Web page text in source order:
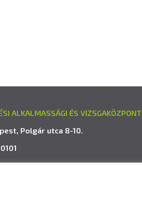
ALKALMASSÁGI ÉS VIZSGAKÖZPONT
Polgár utca 8-10.